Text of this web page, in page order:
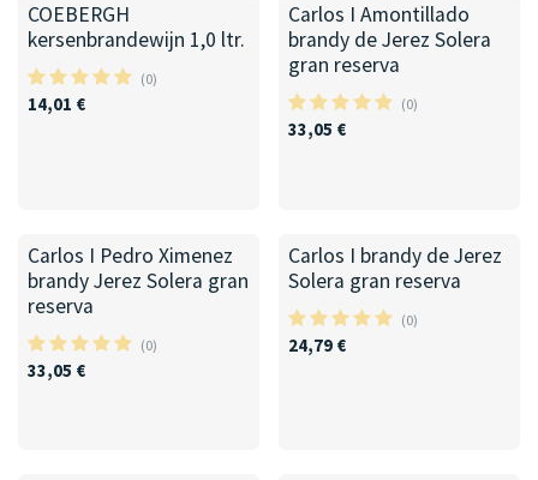
COEBERGH
kersenbrandewijn 1,0 ltr.
(0)
14,01 €
Carlos I Amontillado
brandy de Jerez Solera
gran reserva
(0)
33,05 €
Carlos I Pedro Ximenez
brandy Jerez Solera gran
reserva
(0)
33,05 €
Carlos I brandy de Jerez
Solera gran reserva
(0)
24,79€